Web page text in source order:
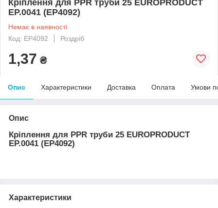
Кріплення для PPR труби 25 EUROPRODUCT
EP.0041 (EP4092)
Немає в наявності
Код: EP4092
Роздріб
1,37 ₴
Опис Характеристики Доставка Оплата Умови
Опис
Кріплення для PPR труби 25 EUROPRODUCT
EP.0041 (EP4092)
Характеристики